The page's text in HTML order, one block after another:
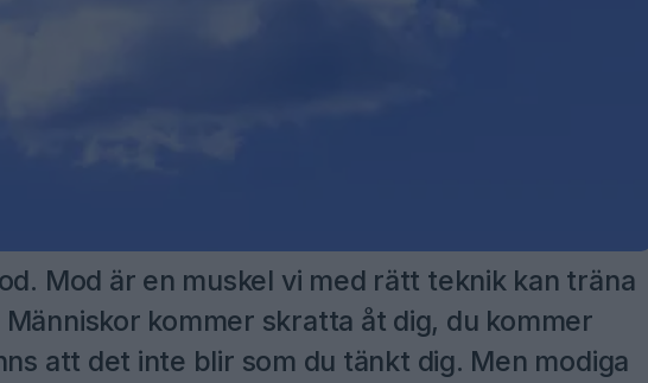
Mod är en muskel vi med rätt teknik kan träna
kommer skratta åt dig, du kommer
att det inte blir som du tänkt dig. Men modiga